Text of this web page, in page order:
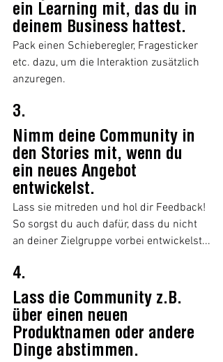
ein Learning mit, das du in
deinem Business hattest.
Pack einen Schieberegler, Fragesticker
etc. dazu, um die Interaktion zusätzlich
anzuregen.
3.
Nimm deine Community in
den Stories mit, wenn du
ein neues Angebot
entwickelst.
Lass sie mitreden und hol dir Feedback!
So sorgst du auch dafür, dass du nicht
an deiner Zielgruppe vorbei entwickelst...
4.
Lass die Community z.B.
über einen neuen
Produktnamen oder andere
Dinge abstimmen.